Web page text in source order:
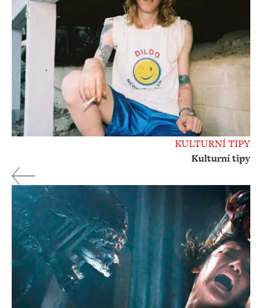
KULTURNÍ TIPY
Kulturní tipy